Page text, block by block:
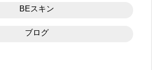
BEスキン
ブログ